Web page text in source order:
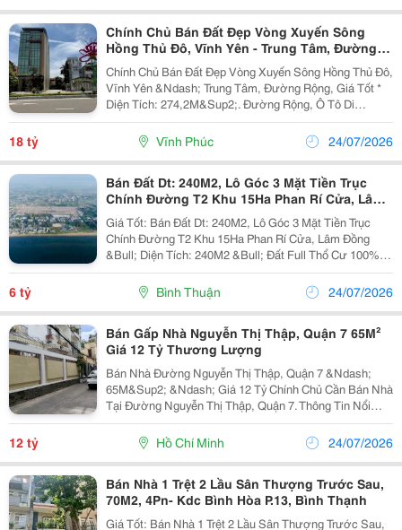
Chính Chủ Bán Đất Đẹp Vòng Xuyến Sông
Hồng Thủ Đô, Vĩnh Yên - Trung Tâm, Đường
Rộng, Giá Tốt
Chính Chủ Bán Đất Đẹp Vòng Xuyến Sông Hồng Thủ Đô,
Vĩnh Yên &Ndash; Trung Tâm, Đường Rộng, Giá Tốt *
Diện Tích: 274,2M&Sup2;. Đường Rộng, Ô Tô Di
Chuyển Thuận Tiện. Pháp Lý: Sổ Đỏ Chính Chủ, Sang
Tên Nhanh. Phù Hợp Xây Biệt Thự, Nhà Ở, Văn
Phòng...
18 tỷ Vĩnh Phúc 24/07/2026
Bán Đất Dt: 240M2, Lô Góc 3 Mặt Tiền Trục
Chính Đường T2 Khu 15Ha Phan Rí Cửa, Lâm
Đồng
Giá Tốt: Bán Đất Dt: 240M2, Lô Góc 3 Mặt Tiền Trục
Chính Đường T2 Khu 15Ha Phan Rí Cửa, Lâm Đồng
&Bull; Diện Tích: 240M2 &Bull; Đất Full Thổ Cư 100%
&Ndash; Xây Dựng Tự Do. &Bull; Sổ Hồng Riêng, Pháp
Lý Rõ Ràng, Sang Tên Công Chứng Ngay. - Vị...
6 tỷ Bình Thuận 24/07/2026
Bán Gấp Nhà Nguyễn Thị Thập, Quận 7 65M²
Giá 12 Tỷ Thương Lượng
Bán Nhà Đường Nguyễn Thị Thập, Quận 7 &Ndash;
65M&Sup2; &Ndash; Giá 12 Tỷ Chính Chủ Cần Bán Nhà
Tại Đường Nguyễn Thị Thập, Quận 7. Thông Tin Nổi
Bật: Diện Tích: 65M&Sup2; Giá Bán: 12 Tỷ (Thương
Lượng) Pháp Lý: Sổ Hồng Riêng, Sang Tên...
12 tỷ Hồ Chí Minh 24/07/2026
Bán Nhà 1 Trệt 2 Lầu Sân Thượng Trước Sau,
70M2, 4Pn- Kdc Bình Hòa P.13, Bình Thạnh
Giá Tốt: Bán Nhà 1 Trệt 2 Lầu Sân Thượng Trước Sau,